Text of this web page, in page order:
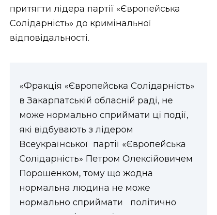
притягти лідера партії «Європейська
Солідарність» до кримінальної
відповідальності.
«Фракція «Європейська Солідарність»
в Закарпатській обласній раді, не
може нормально сприймати ці події,
які відбувають з лідером
Всеукраїнської партії «Європейська
Солідарність» Петром Олексійовичем
Порошенком, тому що жодна
нормальна людина не може
нормально сприймати політично